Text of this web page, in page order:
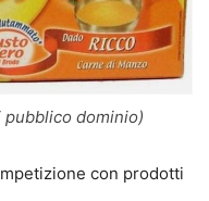
pubblico dominio)
con prodotti